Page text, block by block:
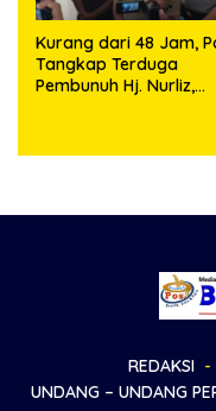
Kurang dari 48 Jam,
Tangkap Terduga
Pembunuh Hj. Nurliz,
REDAKSI
UNDANG – UNDANG